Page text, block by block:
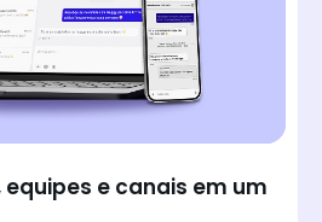
cada lead e atenda